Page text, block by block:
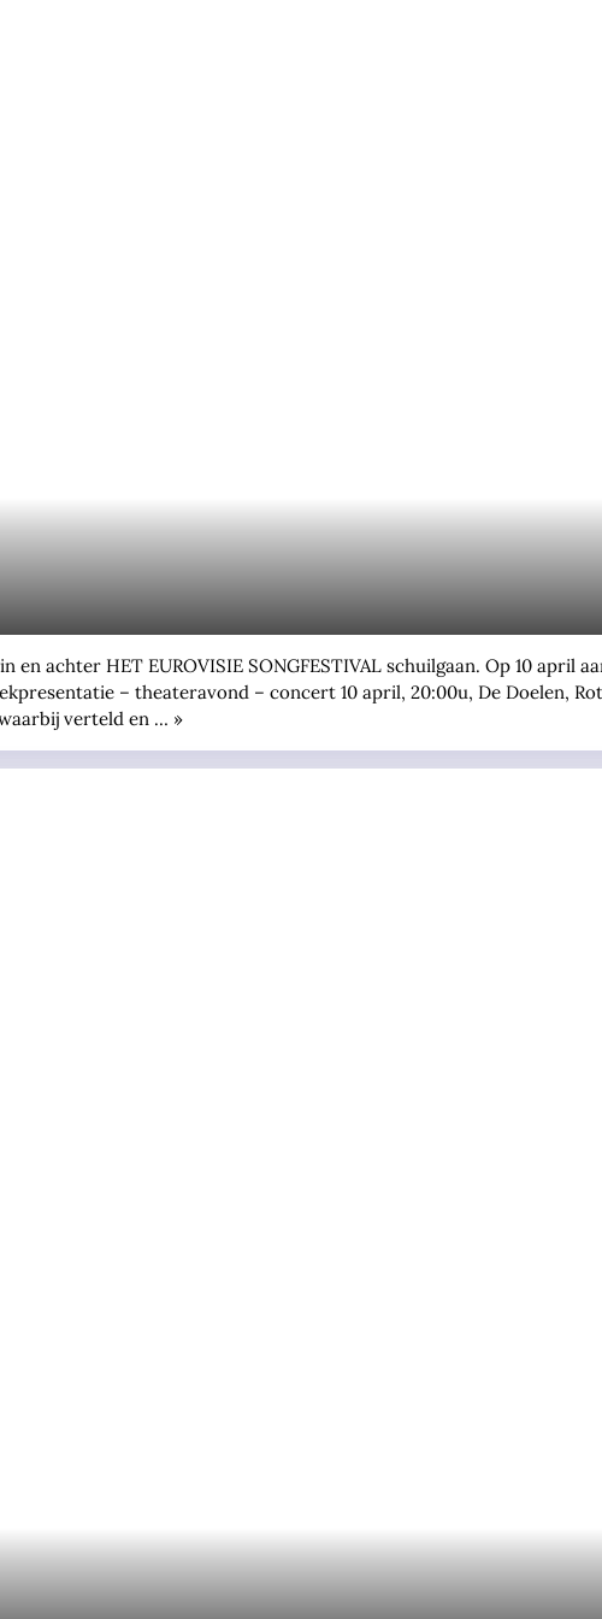
en achter HET EUROVISIE SONGFESTIVAL schuilgaan. Op 10 april
– theateravond – concert 10 april, 20:00u, De Doelen,
verteld en … »